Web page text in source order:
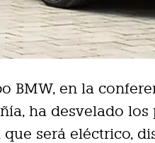
BMW, en la
ha desvelado
que será eléctrico,